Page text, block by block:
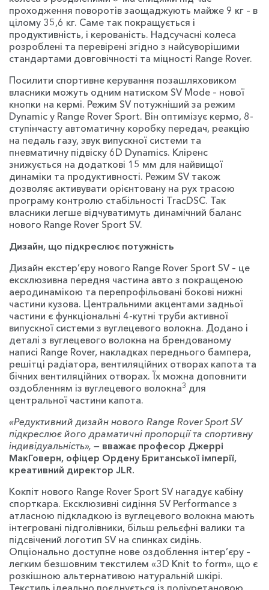
проходження поворотів заощаджують майже 9 кг – в
цілому 35,6 кг. Саме так покращується і
продуктивність, і керованість. Надсучасні колеса
розроблені та перевірені згідно з найсуворішими
стандартами довговічності та міцності Range Rover.
Посилити спортивне керування позашляховиком
власники можуть одним натиском SV Mode – нової
кнопки на кермі. Режим SV потужніший за режим
Dynamic у Range Rover Sport. Він оптимізує кермо, 8-
ступінчасту автоматичну коробку передач, реакцію
на педаль газу, звук випускної системи та
пневматичну підвіску 6D Dynamics. Кліренс
знижується на додаткові 15 мм для найвищої
динаміки та продуктивності. Режим SV також
дозволяє активувати орієнтовану на рух трасою
програму контролю стабільності TracDSC. Так
власники легше відчуватимуть динамічний баланс
нового Range Rover Sport SV.
Дизайн, що підкреслює потужність
Дизайн екстер’єру нового Range Rover Sport SV – це
ексклюзивна передня частина авто з покращеною
аеродинамікою та перепрофільовані бокові нижні
частини кузова. Центральними акцентами задньої
частини є функціональні 4-кутні труби активної
випускної системи з вуглецевого волокна. Додано і
деталі з вуглецевого волокна на брендованому
написі Range Rover, накладках переднього бампера,
решітці радіатора, вентиляційних отворах капота та
бічних вентиляційних отворах. Їх можна доповнити
оздобленням із вуглецевого волокна3 для
центральної частини капота.
«Редуктивний дизайн нового Range Rover Sport SV
підкреслює його драматичні пропорції та спортивну
індивідуальність», — вважає професор Джеррі
МакГоверн, офіцер Ордену Британської імперії,
креативний директор JLR.
Кокпіт нового Range Rover Sport SV нагадує кабіну
спорткара. Ексклюзивні сидіння SV Performance з
атласною підкладкою із вуглецевого волокна мають
інтегровані підголівники, більш рельєфні валики та
підсвічений логотип SV на спинках сидінь.
Опціонально доступне нове оздоблення інтер’єру –
легким безшовним текстилем «3D Knit to form», що є
розкішною альтернативою натуральній шкірі.
Текстиль ідеально поєднується із поліуретановою